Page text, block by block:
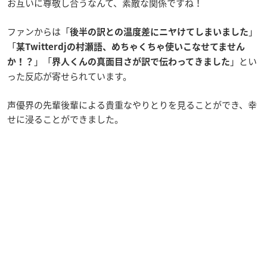
お互いに尊敬し合うなんて、素敵な関係ですね！
ファンからは「後半の訳との温度差にニヤけてしまいました 」
「某Twitterdjの村瀬語、めちゃくちゃ使いこなせてません
か！？ 」「界人くんの真面目さが訳で伝わってきました 」とい
った反応が寄せられています。
声優界の先輩後輩による貴重なやりとりを見ることができ、幸
せに浸ることができました。